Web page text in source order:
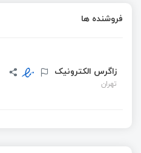
فروشنده ها
زاگرس الکترونیک
تهران